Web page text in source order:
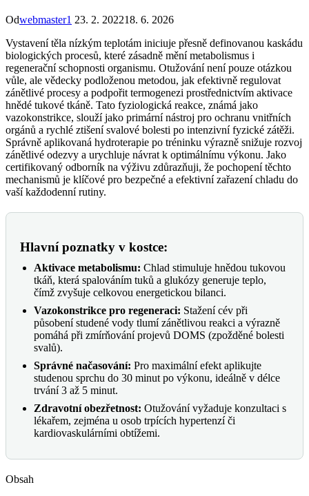
Odwebmaster1 23. 2. 202218. 6. 2026
Vystavení těla nízkým teplotám iniciuje přesně definovanou kaskádu
biologických procesů, které zásadně mění metabolismus i
regenerační schopnosti organismu. Otužování není pouze otázkou
vůle, ale vědecky podloženou metodou, jak efektivně regulovat
zánětlivé procesy a podpořit termogenezi prostřednictvím aktivace
hnědé tukové tkáně. Tato fyziologická reakce, známá jako
vazokonstrikce, slouží jako primární nástroj pro ochranu vnitřních
orgánů a rychlé ztišení svalové bolesti po intenzivní fyzické zátěži.
Správně aplikovaná hydroterapie po tréninku výrazně snižuje rozvoj
zánětlivé odezvy a urychluje návrat k optimálnímu výkonu. Jako
certifikovaný odborník na výživu zdůrazňuji, že pochopení těchto
mechanismů je klíčové pro bezpečné a efektivní zařazení chladu do
vaší každodenní rutiny.
Hlavní poznatky v kostce:
Aktivace metabolismu: Chlad stimuluje hnědou tukovou
tkáň, která spalováním tuků a glukózy generuje teplo,
čímž zvyšuje celkovou energetickou bilanci.
Vazokonstrikce pro regeneraci: Stažení cév při
působení studené vody tlumí zánětlivou reakci a výrazně
pomáhá při zmírňování projevů DOMS (zpožděné bolesti
svalů).
Správné načasování: Pro maximální efekt aplikujte
studenou sprchu do 30 minut po výkonu, ideálně v délce
trvání 3 až 5 minut.
Zdravotní obezřetnost: Otužování vyžaduje konzultaci s
lékařem, zejména u osob trpících hypertenzí či
kardiovaskulárními obtížemi.
Obsah